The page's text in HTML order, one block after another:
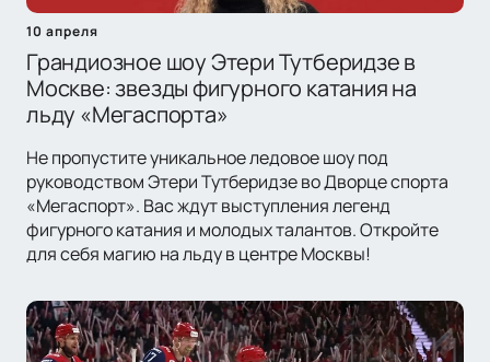
10 апреля
Грандиозное шоу Этери Тутберидзе в
Москве: звезды фигурного катания на
льду «Мегаспорта»
Не пропустите уникальное ледовое шоу под
руководством Этери Тутберидзе во Дворце спорта
«Мегаспорт». Вас ждут выступления легенд
фигурного катания и молодых талантов. Откройте
для себя магию на льду в центре Москвы!